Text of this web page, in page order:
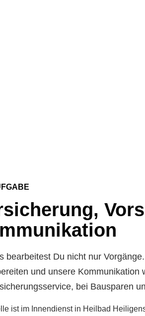
bearbeitest Du nicht nur
und unsere
bei Bausparen
ist im Innendienst in Heilbad